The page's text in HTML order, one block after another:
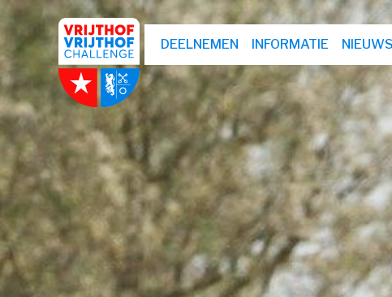
DEELNEMEN INFORMATIE NIEUWS